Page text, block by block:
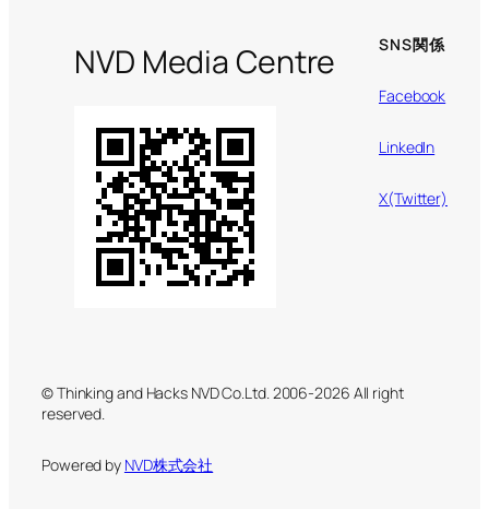
NVD Media Centre SNS関係
Facebook
LinkedIn
X(Twitter)
© Thinking and Hacks NVD Co.Ltd. 2006-2026 All right
reserved.
Powered by NVD株式会社